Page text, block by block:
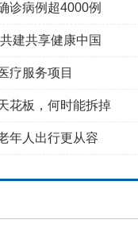
诊病例超4000例
建共享健康中国
疗服务项目
花板，何时能拆掉
年人出行更从容